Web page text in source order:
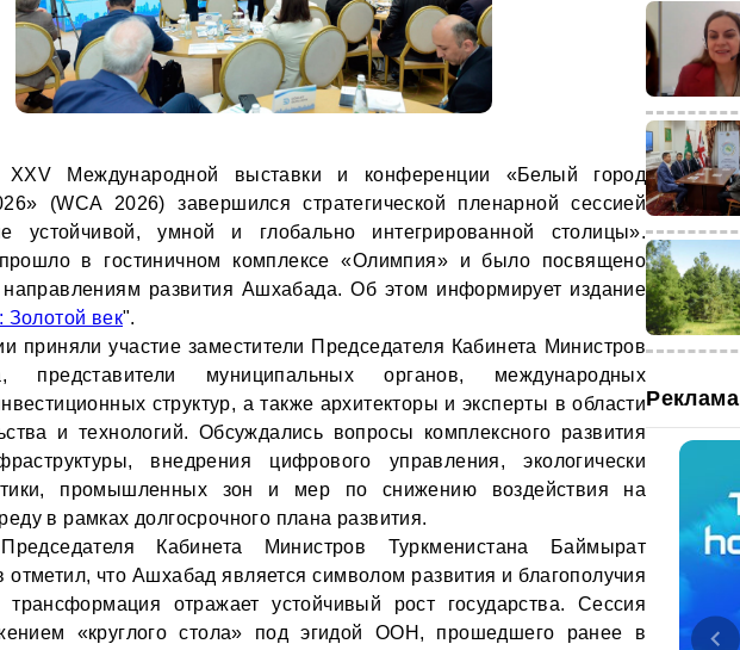
Международной выставки и конференции «Белый город
(WCA 2026) завершился стратегической пленарной сессией
устойчивой, умной и глобально интегрированной столицы».
в гостиничном комплексе «Олимпия» и было посвящено
направлениям развития Ашхабада. Об этом информирует издание
Золотой век".
приняли участие заместители Председателя Кабинета Министров
представители муниципальных органов, международных
структур, а также архитекторы и эксперты в области
и технологий. Обсуждались вопросы комплексного развития
внедрения цифрового управления, экологически
промышленных зон и мер по снижению воздействия на
в рамках долгосрочного плана развития.
Кабинета Министров Туркменистана Баймырат
что Ашхабад является символом развития и благополучия
отражает устойчивый рост государства. Сессия
«круглого стола» под эгидой ООН, прошедшего ранее в
Реклама